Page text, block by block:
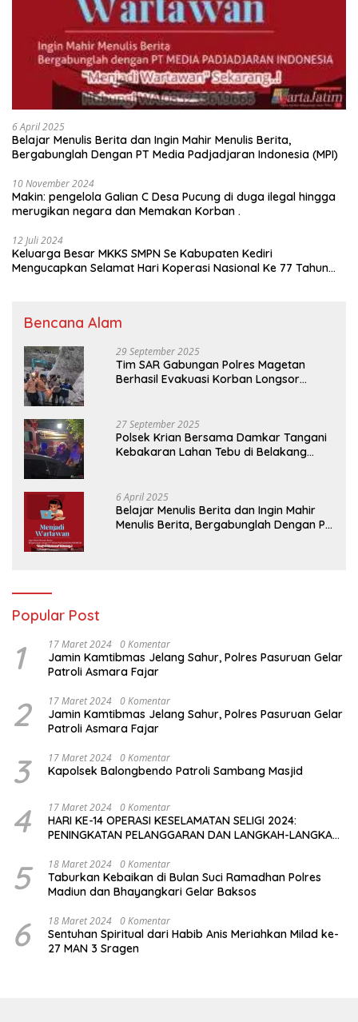
6 April 2025
Belajar Menulis Berita dan Ingin Mahir Menulis Berita,
Bergabunglah Dengan PT Media Padjadjaran Indonesia (MPI)
10 November 2024
Makin: pengelola Galian C Desa Pucung di duga ilegal hingga
merugikan negara dan Memakan Korban .
12 Juli 2024
Keluarga Besar MKKS SMPN Se Kabupaten Kediri
Mengucapkan Selamat Hari Koperasi Nasional Ke 77 Tahun
Bencana Alam
29 September 2025
Tim SAR Gabungan Polres Magetan
Berhasil Evakuasi Korban Longsor
27 September 2025
Polsek Krian Bersama Damkar Tangani
Kebakaran Lahan Tebu di Belakang
6 April 2025
Belajar Menulis Berita dan Ingin Mahir
Menulis Berita, Bergabunglah Dengan PT
Popular Post
1 17 Maret 2024 0 Komentar
Jamin Kamtibmas Jelang Sahur, Polres Pasuruan Gelar
Patroli Asmara Fajar
2 17 Maret 2024 0 Komentar
Jamin Kamtibmas Jelang Sahur, Polres Pasuruan Gelar
Patroli Asmara Fajar
3 17 Maret 2024 0 Komentar
Kapolsek Balongbendo Patroli Sambang Masjid
4 17 Maret 2024 0 Komentar
HARI KE-14 OPERASI KESELAMATAN SELIGI 2024:
PENINGKATAN PELANGGARAN DAN LANGKAH-LANGKAH
5 18 Maret 2024 0 Komentar
Taburkan Kebaikan di Bulan Suci Ramadhan Polres
Madiun dan Bhayangkari Gelar Baksos
6 18 Maret 2024 0 Komentar
Sentuhan Spiritual dari Habib Anis Meriahkan Milad ke-
27 MAN 3 Sragen